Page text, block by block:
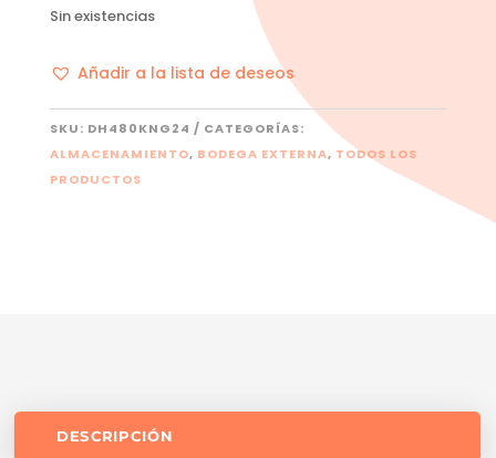
Sin existencias
Añadir a la lista de deseos
SKU: DH480KNG24
CATEGORÍAS:
ALMACENAMIENTO, BODEGA EXTERNA, TODOS LOS
PRODUCTOS
DESCRIPCIÓN